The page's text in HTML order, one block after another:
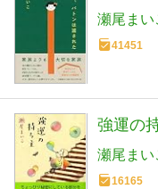
瀬尾まい
41451
強運の
瀬尾まい
16165